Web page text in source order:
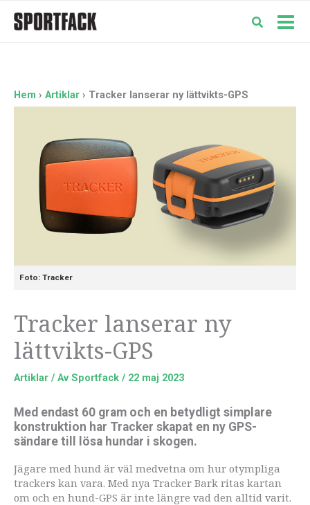
Hem Artiklar Tracker lanserar ny lättvikts-GPS
Foto: Tracker
Tracker lanserar ny
lättvikts-GPS
Artiklar / Av Sportfack / 22 maj 2023
Med endast 60 gram och en betydligt simplare
konstruktion har Tracker skapat en ny GPS-
sändare till lösa hundar i skogen.
Jägare med hund är väl medvetna om hur otympliga
trackers kan vara. Med nya Tracker Bark ritas kartan
om och en hund-GPS är inte längre vad den alltid varit.